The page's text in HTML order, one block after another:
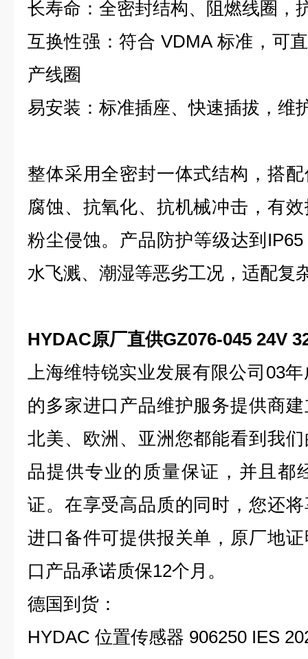
长寿命：全密封结构、阻燃线圈，
互换性强：符合 VDMA 标准，可
产线圈
易安装：标准插座、快速插拔，维
整体采用全密封一体式结构，搭
腐蚀、抗氧化、抗机械冲击，有
粉尘侵蚀。产品防护等级达到
水飞溅、潮湿等恶劣工况，适配复
HYDAC原厂直供GZ076-045 24V
上海维特锐实业发展有限公司03
的多家进口产品维护服务提供商
北美、欧洲、亚洲您都能看到我
品提供专业的质量保证，并且都
证。在享受高品质的同时，您还
进口备件可提供报关单，原厂地
口产品承诺质保12个月。
德国到货：
HYDAC 位置传感器 906250 IES